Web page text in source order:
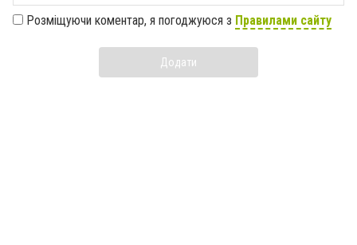
Розміщуючи коментар, я погоджуюся з Правилами сайту
Додати